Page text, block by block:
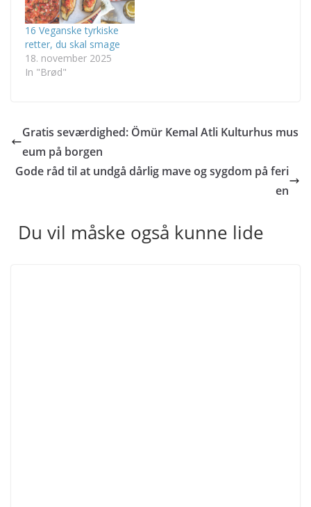
16 Veganske tyrkiske
retter, du skal smage
18. november 2025
In "Brød"
Gratis seværdighed: Ömür Kemal Atli Kulturhus mus
eum på borgen
Gode råd til at undgå dårlig mave og sygdom på feri
en
Du vil måske også kunne lide